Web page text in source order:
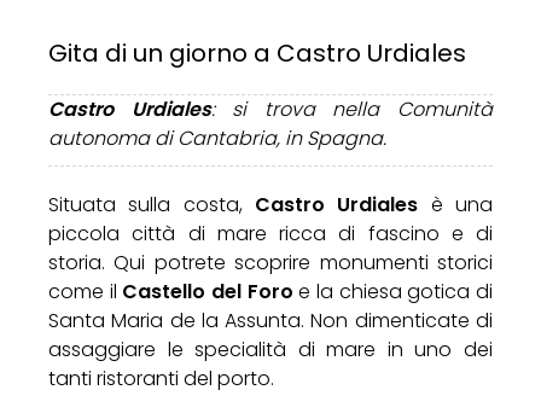
Gita di un giorno a Castro Urdiales
Castro Urdiales: si trova nella Comunità
autonoma di Cantabria, in Spagna.
Situata sulla costa, Castro Urdiales è una
piccola città di mare ricca di fascino e di
storia. Qui potrete scoprire monumenti storici
come il Castello del Foro e la chiesa gotica di
Santa Maria de la Assunta. Non dimenticate di
assaggiare le specialità di mare in uno dei
tanti ristoranti del porto.